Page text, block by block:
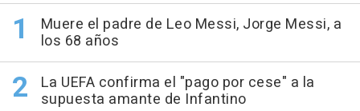
Muere el padre de Leo Messi, Jorge Messi, a
los 68 años
La UEFA confirma el "pago por cese" a la
supuesta amante de Infantino